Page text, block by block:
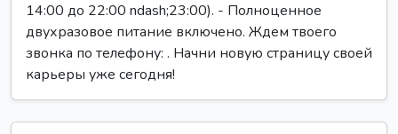
14:00 до 22:00 ndash;23:00). - Полноценное
двухразовое питание включено. Ждем твоего
звонка по телефону: . Начни новую страницу своей
карьеры уже сегодня!